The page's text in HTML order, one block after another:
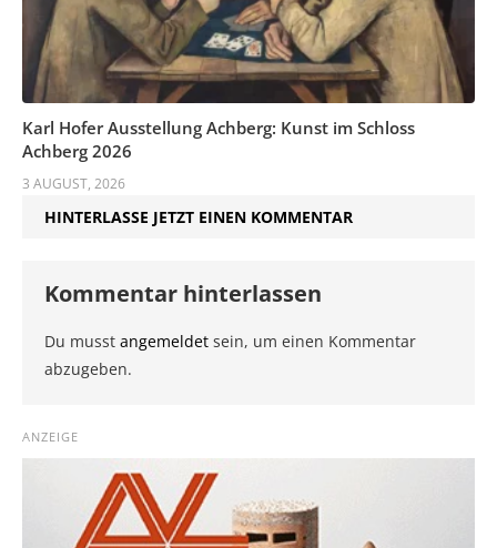
Karl Hofer Ausstellung Achberg: Kunst im Schloss
Achberg 2026
3 AUGUST, 2026
HINTERLASSE JETZT EINEN KOMMENTAR
Kommentar hinterlassen
Du musst angemeldet sein, um einen Kommentar
abzugeben.
ANZEIGE